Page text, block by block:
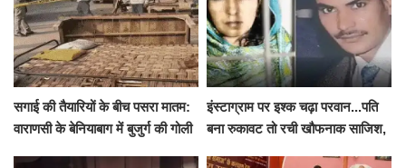
सगाई की तैयारियों के बीच पसरा मातम:
वाराणसी के बेनियाबाग में बुजुर्ग की गोली
इंस्टाग्राम पर इश्क चढ़ा परवान...पति
बना रुकावट तो रची खौफनाक साजिश,